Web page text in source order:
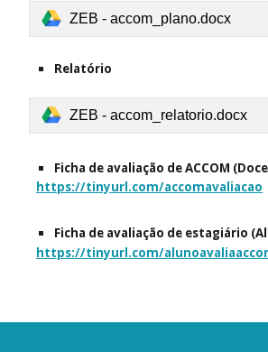
ZEB - accom_plano.docx
Relatório
ZEB - accom_relatorio.docx
Ficha de avaliação de ACCOM (
https://tinyurl.com/accomavaliacao
Ficha de avaliação de estagiário (
https://tinyurl.com/